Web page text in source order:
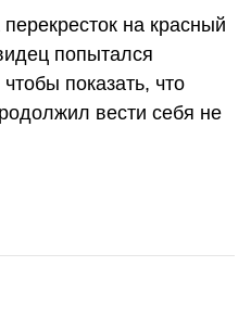
на красный
попытался
показать, что
вести себя не